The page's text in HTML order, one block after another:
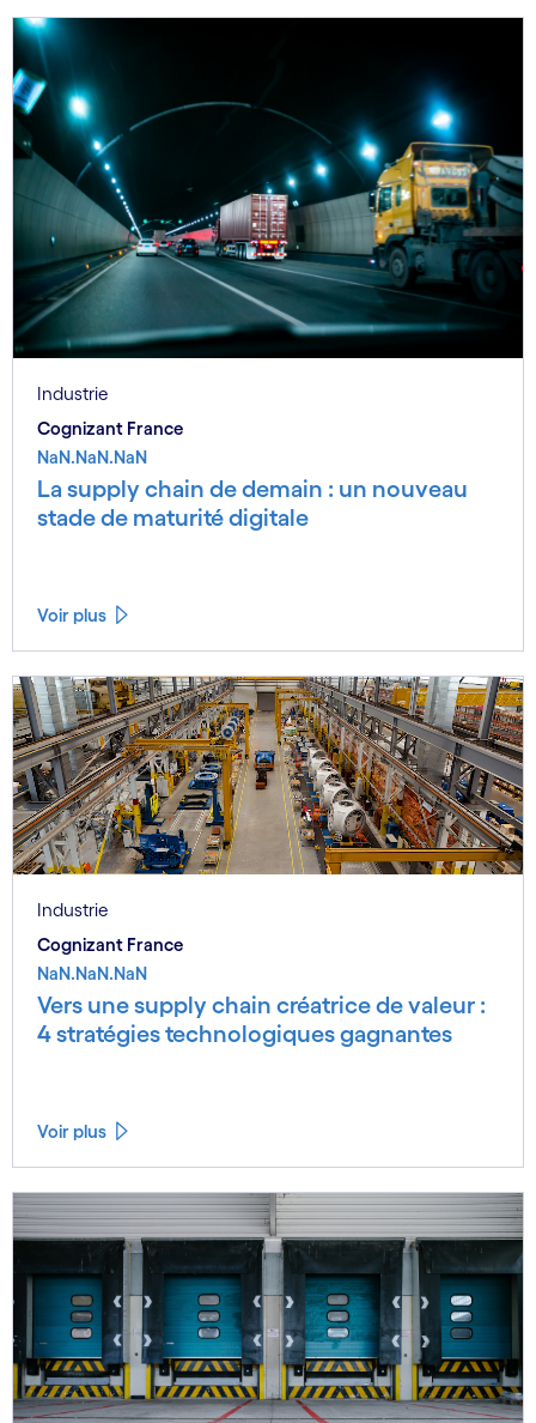
Industrie
Cognizant France
NaN.NaN.NaN
La supply chain de demain : un nouveau
stade de maturité digitale
Voir plus
Industrie
Cognizant France
NaN.NaN.NaN
Vers une supply chain créatrice de valeur :
4 stratégies technologiques gagnantes
Voir plus